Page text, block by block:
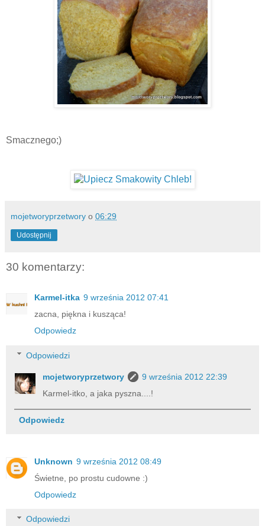
Smacznego;)
mojetworyprzetwory o 06:29
Udostępnij
30 komentarzy:
Karmel-itka 9 września 2012 07:41
zacna, piękna i kusząca!
Odpowiedz
Odpowiedzi
mojetworyprzetwory
9 września 2012 22:39
Karmel-itko, a jaka pyszna....!
Odpowiedz
Unknown 9 września 2012 08:49
Świetne, po prostu cudowne :)
Odpowiedz
Odpowiedzi